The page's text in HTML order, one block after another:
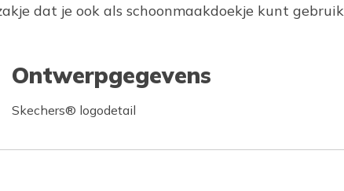
dat je ook als schoonmaakdoekje kunt
Ontwerpgegevens
Skechers® logodetail